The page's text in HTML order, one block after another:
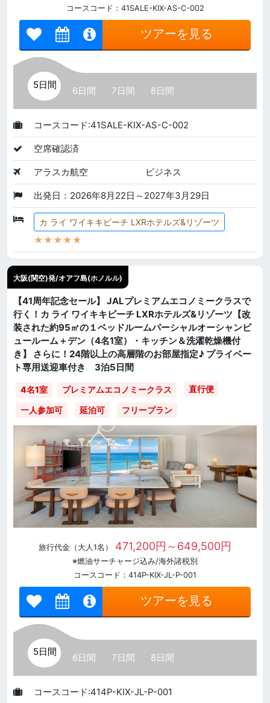
コースコード：41SALE-KIX-AS-C-002
ツアーを見る
5日間
6日間 7日間 8日間
コースコード:41SALE-KIX-AS-C-002
空席確認済
アラスカ航空 ビジネス
出発日：2026年8月22日～2027年3月29日
カ ライ ワイキキビーチ LXRホテルズ&リゾーツ
★★★★★
大阪(関空)発/オアフ島(ホノルル)
【41周年記念セール】 JALプレミアムエコノミークラスで
行く！カ ライ ワイキキビーチ LXRホテルズ&リゾーツ【改
装された約95㎡の１ベッドルームパーシャルオーシャンビ
ュールーム＋デン（4名1室）・キッチン＆洗濯乾燥機付
き】 さらに！24階以上の高層階のお部屋指定♪ プライベー
ト専用送迎車付き 3泊5日間
4名1室 プレミアムエコノミークラス 直行便
一人参加可 延泊可 フリープラン
旅行代金（大人1名） 471,200円～649,500円
※燃油サーチャージ込み/海外諸税別
コースコード：414P-KIX-JL-P-001
ツアーを見る
5日間
6日間 7日間 8日間
コースコード:414P-KIX-JL-P-001